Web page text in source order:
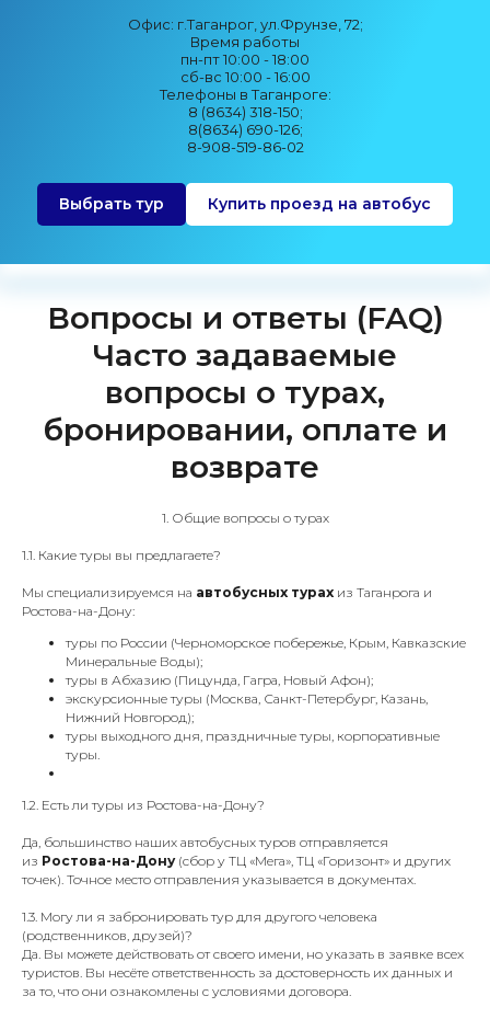
Офис: г.Таганрог, ул.Фрунзе, 72;
Время работы
пн-пт 10:00 - 18:00
сб-вс 10:00 - 16:00
Телефоны в Таганроге:
8 (8634) 318-150;
8(8634) 690-126;
8-908-519-86-02
Выбрать тур Купить проезд на автобус
Вопросы и ответы (FAQ)
Часто задаваемые
вопросы о турах,
бронировании, оплате и
возврате
1. Общие вопросы о турах
1.1. Какие туры вы предлагаете?
Мы специализируемся на автобусных турах из Таганрога и
Ростова-на-Дону:
туры по России (Черноморское побережье, Крым, Кавказские
Минеральные Воды);
туры в Абхазию (Пицунда, Гагра, Новый Афон);
экскурсионные туры (Москва, Санкт-Петербург, Казань,
Нижний Новгород);
туры выходного дня, праздничные туры, корпоративные
туры.
1.2. Есть ли туры из Ростова-на-Дону?
Да, большинство наших автобусных туров отправляется
из Ростова-на-Дону(сбор у ТЦ «Мега», ТЦ «Горизонт» и других
точек). Точное место отправления указывается в документах.
1.3. Могу ли я забронировать тур для другого человека
(родственников, друзей)?
Да. Вы можете действовать от своего имени, но указать в заявке всех
туристов. Вы несёте ответственность за достоверность их данных и
за то, что они ознакомлены с условиями договора.